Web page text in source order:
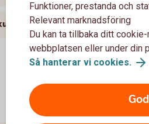
Funktioner, prestanda och
Relevant marknadsföring
Du kan ta tillbaka ditt
webbplatsen eller under din
Så hanterar vi cookies.